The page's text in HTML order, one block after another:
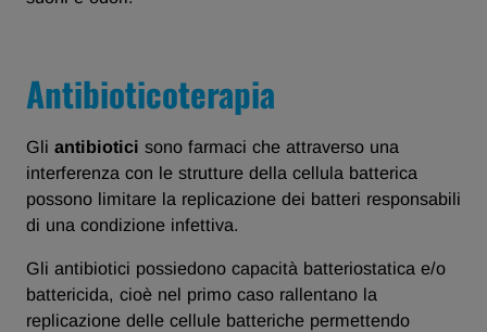
Antibioticoterapia
Gli antibiotici sono farmaci che attraverso una
interferenza con le strutture della cellula batterica
possono limitare la replicazione dei batteri responsabili
di una condizione infettiva.
Gli antibiotici possiedono capacità batteriostatica e/o
battericida, cioè nel primo caso rallentano la
replicazione delle cellule batteriche permettendo